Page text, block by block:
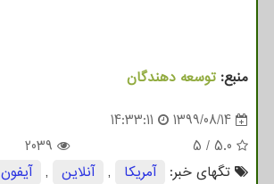
منبع: توسعه دهندگان
1399/08/14
14:33:11
5.0
/
5
2039
تگهای خبر:
آمریكا , آنلاین , آیفون